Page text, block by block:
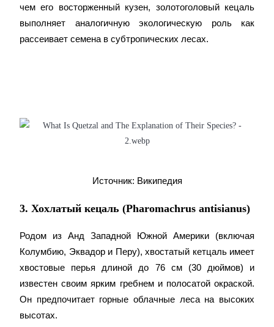
Информация
Анализ больших данных, включая торговую
Торговые стратегии
чем его восторженный кузен, золотоголовый кецаль
выполняет аналогичную экологическую роль как
рассеивает семена в субтропических лесах.
Источник: Википедия
3. Хохлатый кецаль (Pharomachrus antisianus)
Родом из Анд Западной Южной Америки (включая
Колумбию, Эквадор и Перу), хвостатый кетцаль имеет
хвостовые перья длиной до 76 см (30 дюймов) и
известен своим ярким гребнем и полосатой окраской.
Он предпочитает горные облачные леса на высоких
высотах.